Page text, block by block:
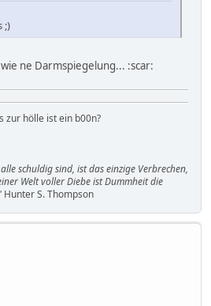
;)
ne Darmspiegelung... :scar:
zur hölle ist ein b00n?
schuldig sind, ist das einzige Verbrechen,
Welt voller Diebe ist Dummheit die
Hunter S. Thompson